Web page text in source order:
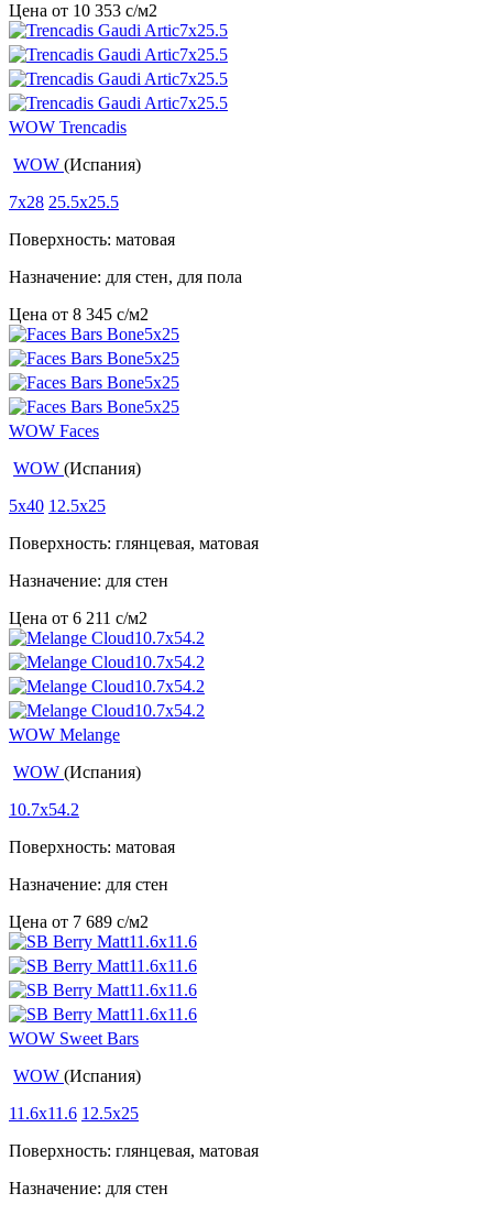
Цена от 10 353 c/м2
WOW Trencadis
WOW (Испания)
7x28 25.5x25.5
Поверхность: матовая
Назначение: для стен, для пола
Цена от 8 345 c/м2
WOW Faces
WOW (Испания)
5x40 12.5x25
Поверхность: глянцевая, матовая
Назначение: для стен
Цена от 6 211 c/м2
WOW Melange
WOW (Испания)
10.7x54.2
Поверхность: матовая
Назначение: для стен
Цена от 7 689 c/м2
WOW Sweet Bars
WOW (Испания)
11.6x11.6 12.5x25
Поверхность: глянцевая, матовая
Назначение: для стен